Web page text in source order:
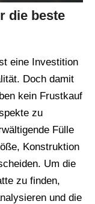
die beste
eine Investition
Doch damit
kein Frustkauf
zu
Fülle
Konstruktion
Um die
zu finden,
und die